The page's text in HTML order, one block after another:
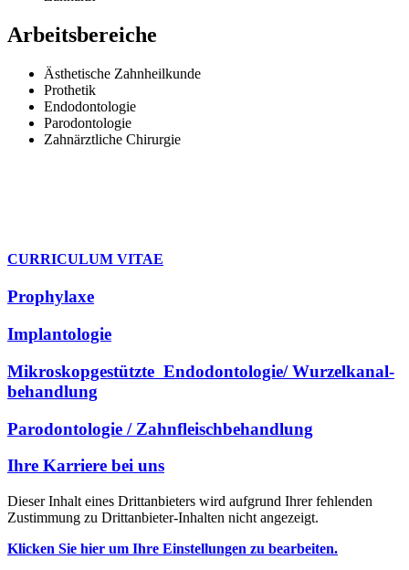
Arbeitsbereiche
Ästhetische Zahnheilkunde
Prothetik
Endodontologie
Parodontologie
Zahnärztliche Chirurgie
CURRICULUM VITAE
Prophylaxe
Implantologie
Mikroskop­gestützte ­ En­do­don­tologie/ Wur­zel­ka­nal­
behandlung
Pa­ro­don­to­lo­gie / Zahn­fleisch­behandlung
Ihre Karriere bei uns
Dieser Inhalt eines Drittanbieters wird aufgrund Ihrer fehlenden
Zustimmung zu Drittanbieter-Inhalten nicht angezeigt.
Klicken Sie hier um Ihre Einstellungen zu bearbeiten.